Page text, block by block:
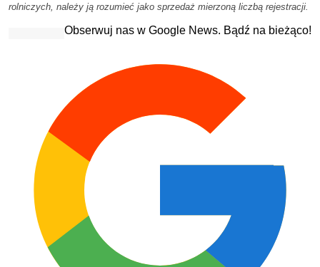
rolniczych, należy ją rozumieć jako sprzedaż mierzoną liczbą rejestracji.
Obserwuj nas w Google News. Bądź na bieżąco!